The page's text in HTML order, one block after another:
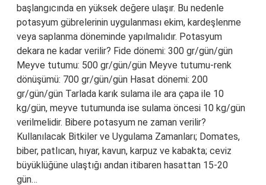
başlangıcında en yüksek değere ulaşır. Bu nedenle
potasyum gübrelerinin uygulanması ekim, kardeşlenme
veya saplanma döneminde yapılmalıdır. Potasyum
dekara ne kadar verilir? Fide dönemi: 300 gr/gün/gün
Meyve tutumu: 500 gr/gün/gün Meyve tutumu-renk
dönüşümü: 700 gr/gün/gün Hasat dönemi: 200
gr/gün/gün Tarlada karık sulama ile ara çapa ile 10
kg/gün, meyve tutumunda ise sulama öncesi 10 kg/gün
verilmelidir. Bibere potasyum ne zaman verilir?
Kullanılacak Bitkiler ve Uygulama Zamanları; Domates,
biber, patlıcan, hıyar, kavun, karpuz ve kabakta; ceviz
büyüklüğüne ulaştığı andan itibaren hasattan 15-20
gün…